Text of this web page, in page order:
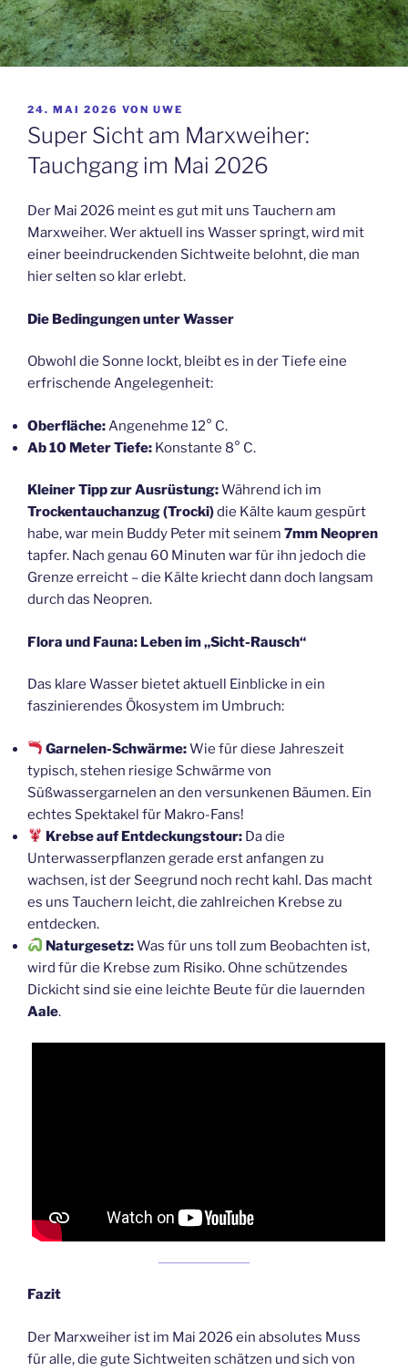
VERÖFFENTLICHT
AM
24. MAI 2026 VON UWE
Super Sicht am Marxweiher:
Tauchgang im Mai 2026
Der Mai 2026 meint es gut mit uns Tauchern am
Marxweiher. Wer aktuell ins Wasser springt, wird mit
einer beeindruckenden Sichtweite belohnt, die man
hier selten so klar erlebt.
Die Bedingungen unter Wasser
Obwohl die Sonne lockt, bleibt es in der Tiefe eine
erfrischende Angelegenheit:
Oberfläche: Angenehme 12° C.
Ab 10 Meter Tiefe: Konstante 8° C.
Kleiner Tipp zur Ausrüstung:Während ich im
Trockentauchanzug (Trocki)die Kälte kaum gespürt
habe, war mein Buddy Peter mit seinem 7mm Neopren
tapfer. Nach genau 60 Minuten war für ihn jedoch die
Grenze erreicht – die Kälte kriecht dann doch langsam
durch das Neopren.
Flora und Fauna: Leben im „Sicht-Rausch“
Das klare Wasser bietet aktuell Einblicke in ein
faszinierendes Ökosystem im Umbruch:
Garnelen-Schwärme:Wie für diese Jahreszeit
typisch, stehen riesige Schwärme von
Süßwassergarnelen an den versunkenen Bäumen. Ein
echtes Spektakel für Makro-Fans!
Krebse auf Entdeckungstour: Da die
Unterwasserpflanzen gerade erst anfangen zu
wachsen, ist der Seegrund noch recht kahl. Das macht
es uns Tauchern leicht, die zahlreichen Krebse zu
entdecken.
Naturgesetz:Was für uns toll zum Beobachten ist,
wird für die Krebse zum Risiko. Ohne schützendes
Dickicht sind sie eine leichte Beute für die lauernden
Aale.
Fazit
Der Marxweiher ist im Mai 2026 ein absolutes Muss
für alle, die gute Sichtweiten schätzen und sich von